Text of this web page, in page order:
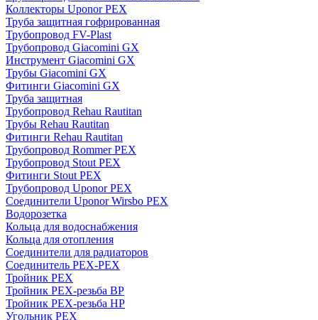
Коллекторы Uponor PEX
Труба защитная гофрированная
Трубопровод FV-Plast
Трубопровод Giacomini GX
Инструмент Giacomini GX
Трубы Giacomini GX
Фитинги Giacomini GX
Труба защитная
Трубопровод Rehau Rautitan
Трубы Rehau Rautitan
Фитинги Rehau Rautitan
Трубопровод Rommer PEX
Трубопровод Stout PEX
Фитинги Stout PEX
Трубопровод Uponor PEX
Соединители Uponor Wirsbo PEX
Водорозетка
Кольца для водоснабжения
Кольца для отопления
Соединители для радиаторов
Соединитель PEX-PEX
Тройник PEX
Тройник PEX-резьба ВР
Тройник PEX-резьба НР
Угольник PEX